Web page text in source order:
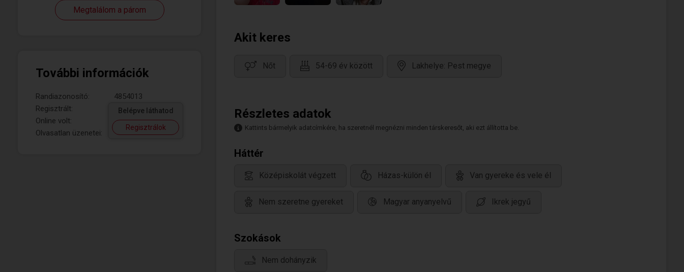
Megtalálom a párom
További információk
Randiazonosító:
4854013
Regisztrált:
Online volt:
Olvasatlan üzenetei:
Belépve láthatod
Regisztrálok
Akit keres
Nőt 54-69 év között Lakhelye: Pest megye
Részletes adatok
Kattints bármelyik adatcímkére, ha szeretnél megnézni minden társkeresőt, aki ezt állította be.
Háttér
Középiskolát végzett Házas-külön él Van gyereke és vele él
Nem szeretne gyereket Magyar anyanyelvű Ikrek jegyű
Szokások
Nem dohányzik